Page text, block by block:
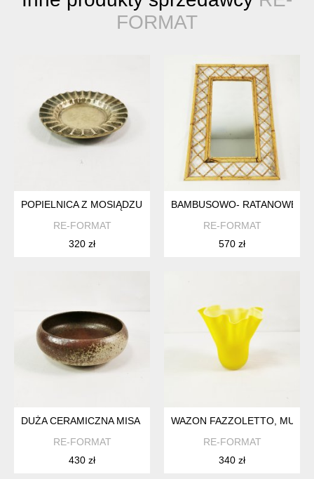
FORMAT
POPIELNICA Z MOSIĄDZU ART DECO, DANIA, LATA 50.
RE-FORMAT
320 zł
BAMBUSOWO- RATANOWE
RE-FORMAT
570 zł
DUŻA CERAMICZNA MISA MID CENTURY, TROMBORG, DANIA,
RE-FORMAT
430 zł
WAZON FAZZOLETTO,
RE-FORMAT
340 zł